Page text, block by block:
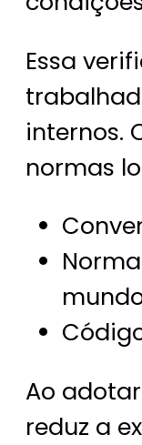
Essa
internos.
normas
Norma
Ao
reduz a